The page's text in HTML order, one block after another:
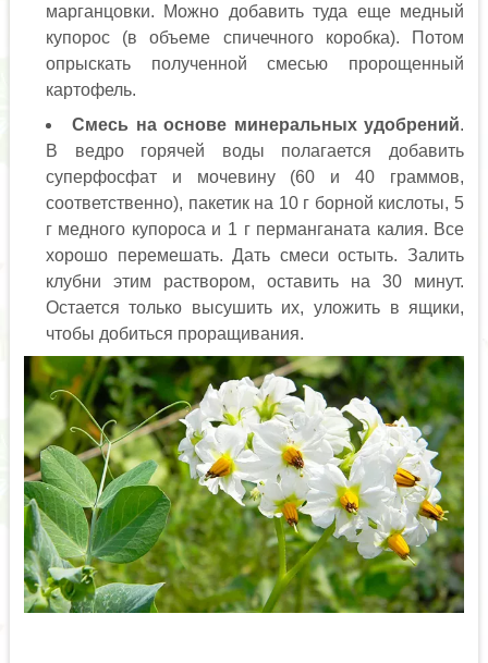
марганцовки. Можно добавить туда еще медный
купорос (в объеме спичечного коробка). Потом
опрыскать полученной смесью пророщенный
картофель.
Смесь на основе минеральных удобрений.
В ведро горячей воды полагается добавить
суперфосфат и мочевину (60 и 40 граммов,
соответственно), пакетик на 10 г борной кислоты, 5
г медного купороса и 1 г перманганата калия. Все
хорошо перемешать. Дать смеси остыть. Залить
клубни этим раствором, оставить на 30 минут.
Остается только высушить их, уложить в ящики,
чтобы добиться проращивания.